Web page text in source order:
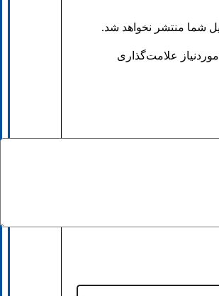
شما منتشر نخواهد شد.
علامت‌گذاری